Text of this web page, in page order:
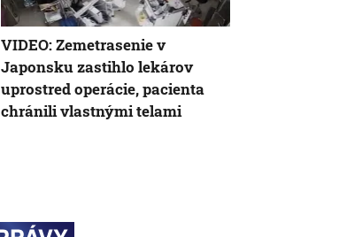
VIDEO: Zemetrasenie v
Japonsku zastihlo lekárov
uprostred operácie, pacienta
chránili vlastnými telami